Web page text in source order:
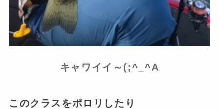
キャワイイ～(;^_^A
このクラスをポロリしたり